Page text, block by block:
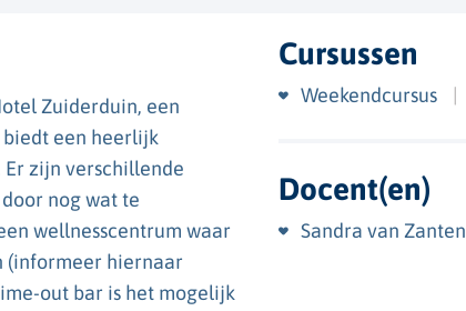
Zuiderduin, een
een heerlijk
zijn verschillende
nog wat te
wellnesscentrum waar
(informeer hiernaar
out bar is het mogelijk
Cursussen
Weekendcursus
Docent(en)
Sandra van Zanten